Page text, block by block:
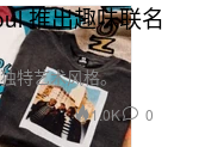
推出趣味联名
特艺术风格。
1.0K 0